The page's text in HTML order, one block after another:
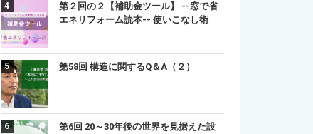
第２回の２【補助金ツール】 --窓で省
エネリフォーム読本-- 使いこなし術
第58回 構造に関するQ＆A（２）
第6回 20～30年後の世界を見据えた設